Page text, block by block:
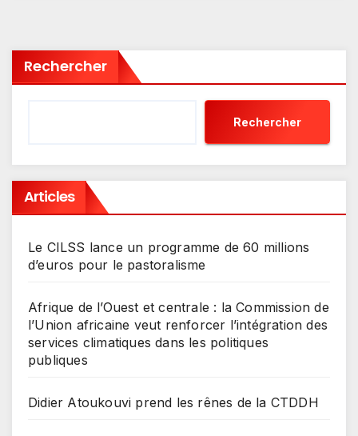
Rechercher
Rechercher
Articles
Le CILSS lance un programme de 60 millions
d’euros pour le pastoralisme
Afrique de l’Ouest et centrale : la Commission de
l’Union africaine veut renforcer l’intégration des
services climatiques dans les politiques
publiques
Didier Atoukouvi prend les rênes de la CTDDH